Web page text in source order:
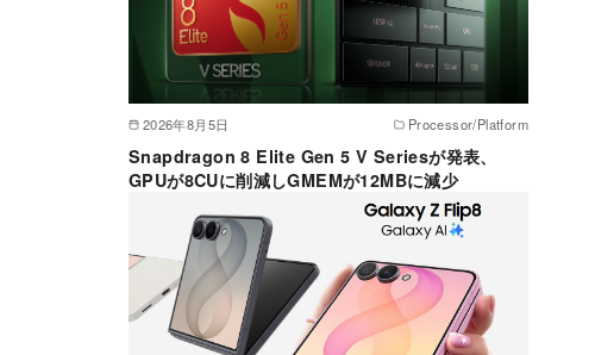
2026年8月5日 Processor/Platform
Snapdragon 8 Elite Gen 5 V Seriesが発表、
GPUが8CUに削減しGMEMが12MBに減少